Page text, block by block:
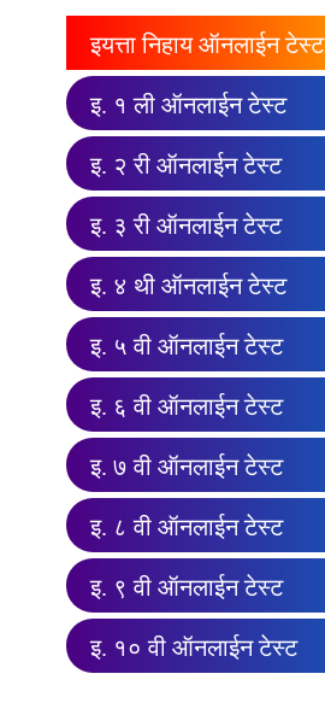
इयत्ता निहाय ऑनलाईन टेस्ट
इ. १ ली ऑनलाईन टेस्ट
इ. २ री ऑनलाईन टेस्ट
इ. ३ री ऑनलाईन टेस्ट
इ. ४ थी ऑनलाईन टेस्ट
इ. ५ वी ऑनलाईन टेस्ट
इ. ६ वी ऑनलाईन टेस्ट
इ. ७ वी ऑनलाईन टेस्ट
इ. ८ वी ऑनलाईन टेस्ट
इ. ९ वी ऑनलाईन टेस्ट
इ. १० वी ऑनलाईन टेस्ट